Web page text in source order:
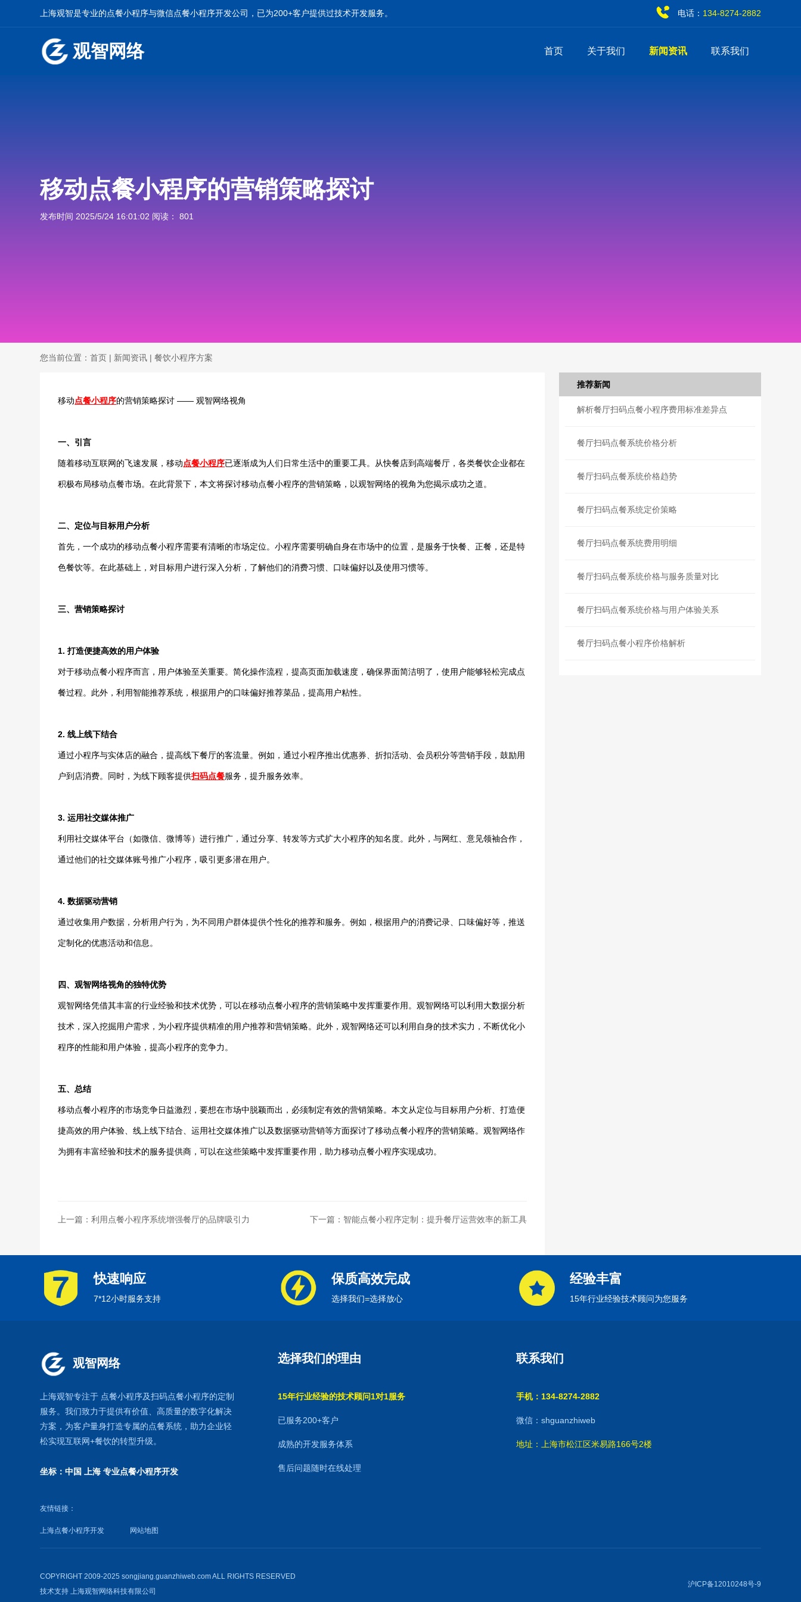
上海观智是专业的点餐小程序与微信点餐小程序开发公司，已为200+客户提供过技术开发服务。 134-8274-2882
电话：
观智网络 首页 关于我们 新闻资讯 联系我们
移动点餐小程序的营销策略探讨
发布时间 2025/5/24 16:01:02 阅读： 801
您当前位置：首页 | 新闻资讯 | 餐饮小程序方案
移动点餐小程序的营销策略探讨 —— 观智网络视角
一、引言
随着移动互联网的飞速发展，移动点餐小程序已逐渐成为人们日常生活中的重要工具。从快餐店到高端餐厅，各类餐饮企业都在
积极布局移动点餐市场。在此背景下，本文将探讨移动点餐小程序的营销策略，以观智网络的视角为您揭示成功之道。
二、定位与目标用户分析
首先，一个成功的移动点餐小程序需要有清晰的市场定位。小程序需要明确自身在市场中的位置，是服务于快餐、正餐，还是特
色餐饮等。在此基础上，对目标用户进行深入分析，了解他们的消费习惯、口味偏好以及使用习惯等。
三、营销策略探讨
1. 打造便捷高效的用户体验
对于移动点餐小程序而言，用户体验至关重要。简化操作流程，提高页面加载速度，确保界面简洁明了，使用户能够轻松完成点
餐过程。此外，利用智能推荐系统，根据用户的口味偏好推荐菜品，提高用户粘性。
2. 线上线下结合
通过小程序与实体店的融合，提高线下餐厅的客流量。例如，通过小程序推出优惠券、折扣活动、会员积分等营销手段，鼓励用
户到店消费。同时，为线下顾客提供扫码点餐服务，提升服务效率。
3. 运用社交媒体推广
利用社交媒体平台（如微信、微博等）进行推广，通过分享、转发等方式扩大小程序的知名度。此外，与网红、意见领袖合作，
通过他们的社交媒体账号推广小程序，吸引更多潜在用户。
4. 数据驱动营销
通过收集用户数据，分析用户行为，为不同用户群体提供个性化的推荐和服务。例如，根据用户的消费记录、口味偏好等，推送
定制化的优惠活动和信息。
四、观智网络视角的独特优势
观智网络凭借其丰富的行业经验和技术优势，可以在移动点餐小程序的营销策略中发挥重要作用。观智网络可以利用大数据分析
技术，深入挖掘用户需求，为小程序提供精准的用户推荐和营销策略。此外，观智网络还可以利用自身的技术实力，不断优化小
程序的性能和用户体验，提高小程序的竞争力。
五、总结
移动点餐小程序的市场竞争日益激烈，要想在市场中脱颖而出，必须制定有效的营销策略。本文从定位与目标用户分析、打造便
捷高效的用户体验、线上线下结合、运用社交媒体推广以及数据驱动营销等方面探讨了移动点餐小程序的营销策略。观智网络作
为拥有丰富经验和技术的服务提供商，可以在这些策略中发挥重要作用，助力移动点餐小程序实现成功。
上一篇：利用点餐小程序系统增强餐厅的品牌吸引力 下一篇：智能点餐小程序定制：提升餐厅运营效率的新工具
推荐新闻
解析餐厅扫码点餐小程序费用标准差异点
餐厅扫码点餐系统价格分析
餐厅扫码点餐系统价格趋势
餐厅扫码点餐系统定价策略
餐厅扫码点餐系统费用明细
餐厅扫码点餐系统价格与服务质量对比
餐厅扫码点餐系统价格与用户体验关系
餐厅扫码点餐小程序价格解析
快速响应
7*12小时服务支持
保质高效完成
选择我们=选择放心
经验丰富
15年行业经验技术顾问为您服务
观智网络
上海观智专注于 点餐小程序及扫码点餐小程序的定制
服务。我们致力于提供有价值、高质量的数字化解决
方案，为客户量身打造专属的点餐系统 ，助力企业轻
松实现互联网+餐饮的转型升级。
坐标：中国 上海专业点餐小程序开发
选择我们的理由
15年行业经验的技术顾问1对1服务
已服务200+客户
成熟的开发服务体系
售后问题随时在线处理
联系我们
手机：134-8274-2882
微信：shguanzhiweb
地址：上海市松江区米易路166号2楼
友情链接：
上海点餐小程序开发 网站地图
COPYRIGHT 2009-2025 songjiang.guanzhiweb.com ALL RIGHTS RESERVED
技术支持上海观智网络科技有限公司
沪ICP备12010248号-9